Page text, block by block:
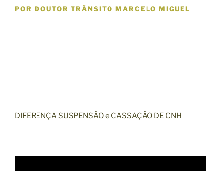
POR DOUTOR TRÂNSITO MARCELO MIGUEL
DIFERENÇA SUSPENSÃO e CASSAÇÃO DE CNH